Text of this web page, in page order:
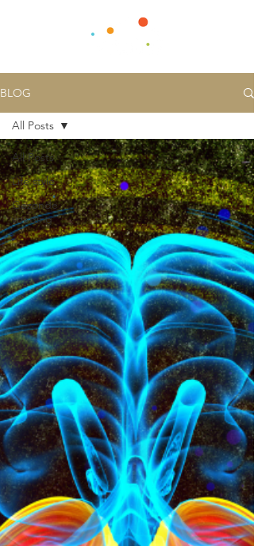
BLOG
All Posts
Life style
Gezonde
voeding
All Posts